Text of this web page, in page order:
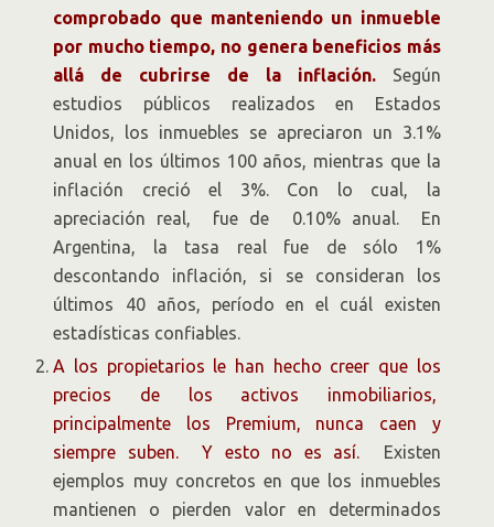
comprobado que manteniendo un inmueble
por mucho tiempo, no genera beneficios más
allá de cubrirse de la inflación.Según
estudios públicos realizados en Estados
Unidos, los inmuebles se apreciaron un 3.1%
anual en los últimos 100 años, mientras que la
inflación creció el 3%. Con lo cual, la
apreciación real, fue de 0.10% anual. En
Argentina, la tasa real fue de sólo 1%
descontando inflación, si se consideran los
últimos 40 años, período en el cuál existen
estadísticas confiables.
A los propietarios le han hecho creer que los
precios de los activos inmobiliarios,
principalmente los Premium, nunca caen y
siempre suben. Y esto no es así.
Existen
ejemplos muy concretos en que los inmuebles
mantienen o pierden valor en determinados